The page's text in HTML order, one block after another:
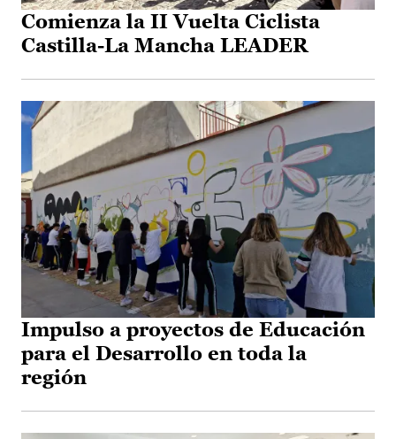
Comienza la II Vuelta Ciclista
Castilla-La Mancha LEADER
Impulso a proyectos de Educación
para el Desarrollo en toda la
región